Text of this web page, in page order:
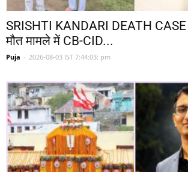
SRISHTI KANDARI DEATH CASE
मौत मामले में CB-CID...
Puja - 2026-08-03 IST 7:44:03: pm